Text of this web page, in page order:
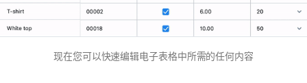
现在您可以快速编辑电子表格中所需的任何内容